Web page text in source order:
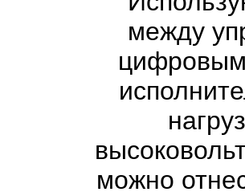
между
можно